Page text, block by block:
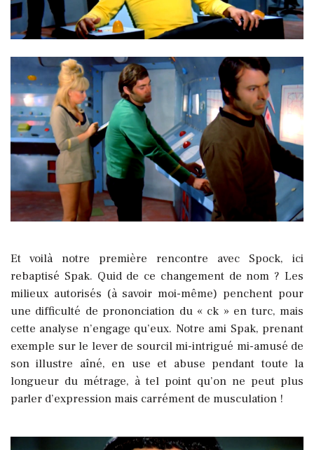
Et voilà notre première rencontre avec Spock, ici
rebaptisé Spak. Quid de ce changement de nom ? Les
milieux autorisés (à savoir moi-même) penchent pour
une difficulté de prononciation du « ck » en turc, mais
cette analyse n’engage qu’eux. Notre ami Spak, prenant
exemple sur le lever de sourcil mi-intrigué mi-amusé de
son illustre aîné, en use et abuse pendant toute la
longueur du métrage, à tel point qu’on ne peut plus
parler d’expression mais carrément de musculation !